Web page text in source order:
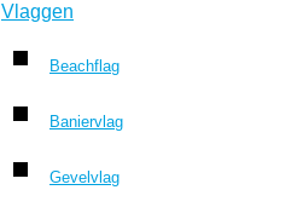
Vlaggen
Beachflag
Baniervlag
Gevelvlag